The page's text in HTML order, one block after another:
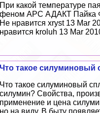
При какой температуре
феном APC АДАКТ Пайка
Не нравится xryst 13 Mar
нравится kroluh 13 Mar
Что такое силуминовый
Что такое силуминовый
силумин? Свойства,
применение и цена
но на виду. В быту